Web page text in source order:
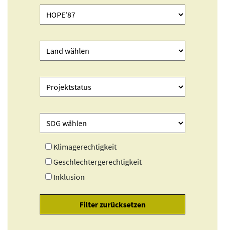
Klimagerechtigkeit
Geschlechtergerechtigkeit
Inklusion